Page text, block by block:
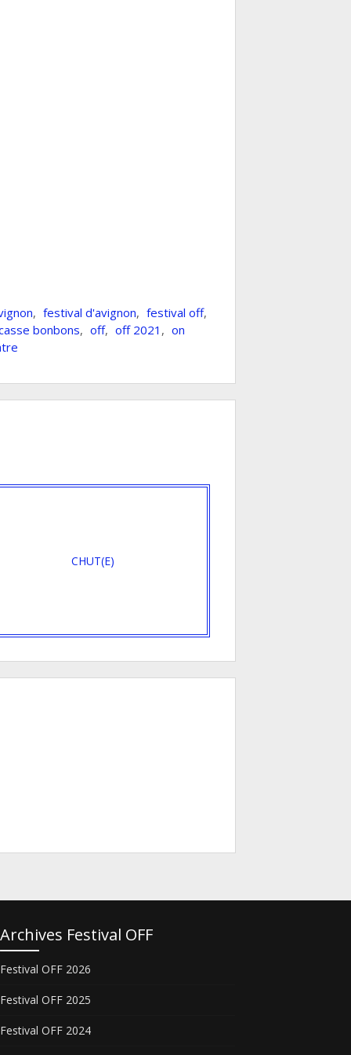
, festival d'avignon, festival off,
bonbons, off, off 2021 , on
CHUT(E)
Archives Festival OFF
Festival OFF 2026
Festival OFF 2025
Festival OFF 2024